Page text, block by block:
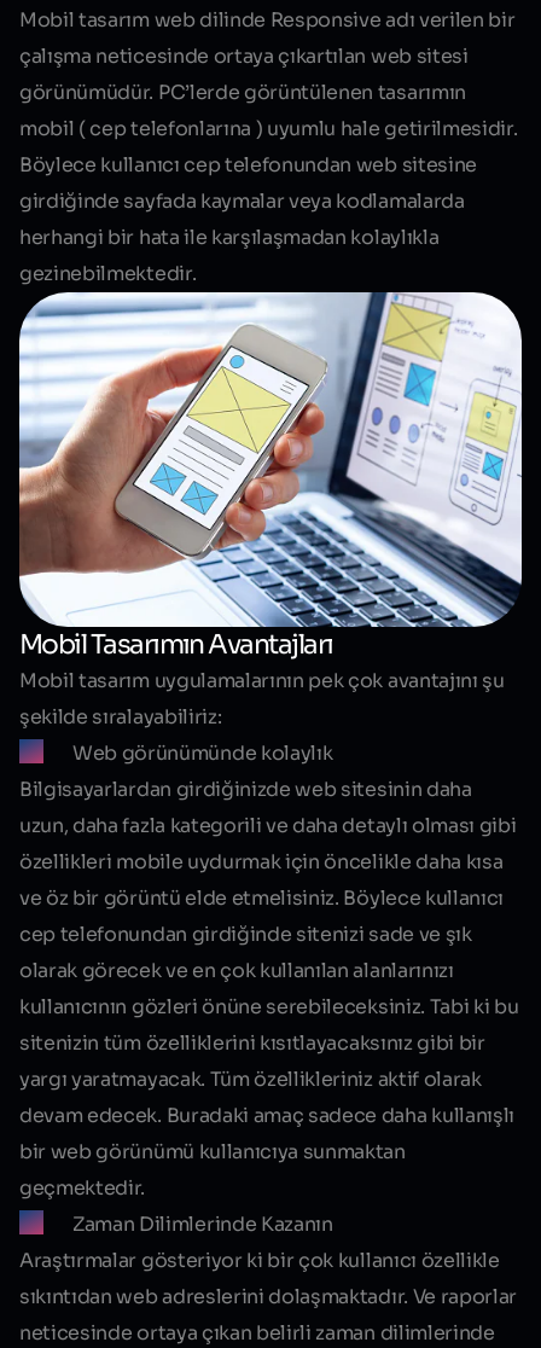
Mobil tasarım web dilinde Responsiveadı verilen bir
çalışma neticesinde ortaya çıkartılan web sitesi
görünümüdür. PC’lerde görüntülenen tasarımın
mobil ( cep telefonlarına ) uyumlu hale getirilmesidir.
Böylece kullanıcı cep telefonundan web sitesine
girdiğinde sayfada kaymalar veya kodlamalarda
herhangi bir hata ile karşılaşmadan kolaylıkla
gezinebilmektedir.
Mobil Tasarımın Avantajları
Mobil tasarım uygulamalarının pek çok avantajını şu
şekilde sıralayabiliriz:
Web görünümünde kolaylık
Bilgisayarlardan girdiğinizde web sitesinin daha
uzun, daha fazla kategorili ve daha detaylı olması gibi
özellikleri mobile uydurmak için öncelikle daha kısa
ve öz bir görüntü elde etmelisiniz. Böylece kullanıcı
cep telefonundan girdiğinde sitenizi sade ve şık
olarak görecek ve en çok kullanılan alanlarınızı
kullanıcının gözleri önüne serebileceksiniz. Tabi ki bu
sitenizin tüm özelliklerini kısıtlayacaksınız gibi bir
yargı yaratmayacak. Tüm özellikleriniz aktif olarak
devam edecek. Buradaki amaç sadece daha kullanışlı
bir web görünümü kullanıcıya sunmaktan
geçmektedir.
Zaman Dilimlerinde Kazanın
Araştırmalar gösteriyor ki bir çok kullanıcı özellikle
sıkıntıdan web adreslerini dolaşmaktadır. Ve raporlar
neticesinde ortaya çıkan belirli zaman dilimlerinde